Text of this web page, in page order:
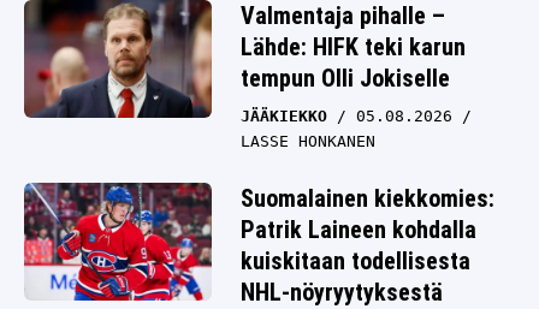
Valmentaja pihalle –
Lähde: HIFK teki karun
tempun Olli Jokiselle
JÄÄKIEKKO
05.08.2026
LASSE HONKANEN
Suomalainen kiekkomies:
Patrik Laineen kohdalla
kuiskitaan todellisesta
NHL-nöyryytyksestä